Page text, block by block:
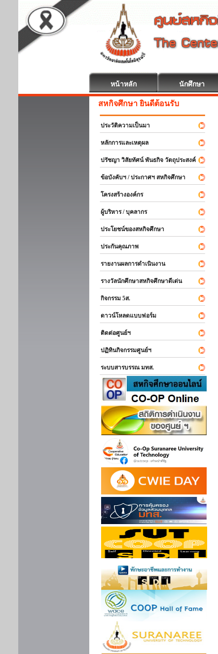
หน้าหลัก นักศึกษา
สหกิจศึกษา ยินดีต้อนรับ
ประวัติความเป็นมา
หลักการและเหตุผล
ปรัชญา วิสัยทัศน์ พันธกิจ วัตถุประสงค์
ข้อบังคับฯ / ประกาศฯ สหกิจศึกษา
โครงสร้างองค์กร
ผู้บริหาร / บุคลากร
ประโยชน์ของสหกิจศึกษา
ประกันคุณภาพ
รายงานผลการดำเนินงาน
รางวัลนักศึกษาสหกิจศึกษาดีเด่น
กิจกรรม 5ส.
ดาวน์โหลดแบบฟอร์ม
ติดต่อศูนย์ฯ
ปฏิทินกิจกรรมศูนย์ฯ
ระบบสารบรรณ มทส.